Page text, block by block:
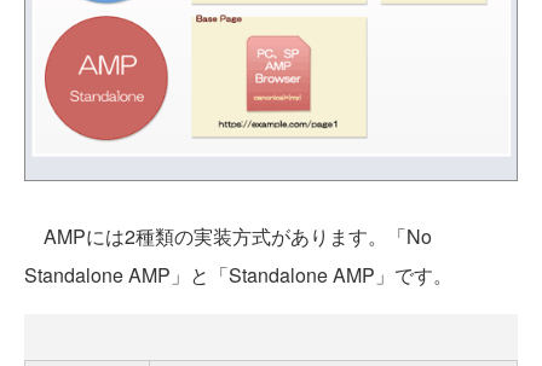
AMPには2種類の実装方式があります。「No
Standalone AMP」と「Standalone AMP」です。